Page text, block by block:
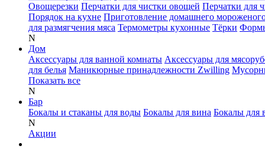
Овощерезки Перчатки для чистки овощей Перчатки для
Порядок на кухне Приготовление домашнего
для размягчения мяса Термометры кухонные Тёрки
N
Дом
Аксессуары для ванной комнаты Аксессуары для
для белья Маникюрные принадлежности Zwilling
Показать все
N
Бар
Бокалы и стаканы для воды Бокалы для вина Бокалы для
N
Акции